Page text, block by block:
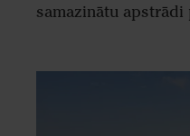
samazinātu